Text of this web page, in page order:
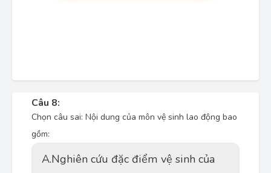
Câu 8:
Chọn câu sai: Nội dung của môn vệ sinh lao động bao
gồm:
A.Nghiên cứu đặc điểm vệ sinh của